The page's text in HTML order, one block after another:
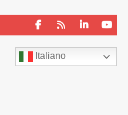
Italiano